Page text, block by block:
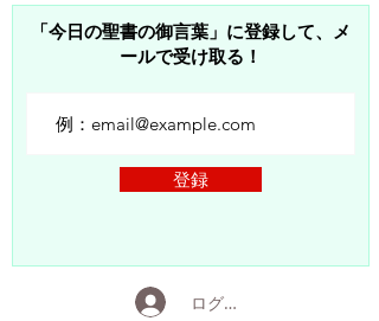
「今日の聖書の御言葉」に登録して、メ
ールで受け取る！
登録
ログイン